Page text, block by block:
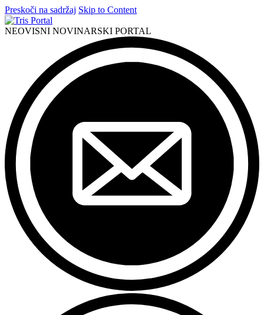
Preskoči na sadržaj Skip to Content
NEOVISNI NOVINARSKI PORTAL